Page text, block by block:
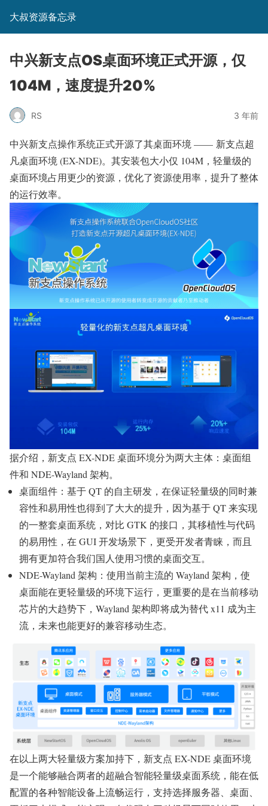
大叔资源备忘录
中兴新支点OS桌面环境正式开源，仅
104M，速度提升20%
RS 3 年前
中兴新支点操作系统正式开源了其桌面环境 —— 新支点超
凡桌面环境 (EX-NDE)。其安装包大小仅 104M，轻量级的
桌面环境占用更少的资源，优化了资源使用率，提升了整体
的运行效率。
据介绍，新支点 EX-NDE 桌面环境分为两大主体：桌面组
件和 NDE-Wayland 架构。
桌面组件：基于 QT 的自主研发，在保证轻量级的同时兼
容性和易用性也得到了大大的提升，因为基于 QT 来实现
的一整套桌面系统，对比 GTK 的接口，其移植性与代码
的易用性，在 GUI 开发场景下，更受开发者青睐，而且
拥有更加符合我们国人使用习惯的桌面交互。
NDE-Wayland 架构：使用当前主流的 Wayland 架构，使
桌面能在更轻量级的环境下运行，更重要的是在当前移动
芯片的大趋势下，Wayland 架构即将成为替代 x11 成为主
流，未来也能更好的兼容移动生态。
在以上两大轻量级方案加持下，新支点 EX-NDE 桌面环境
是一个能够融合两者的超融合智能轻量级桌面系统，能在低
配置的各种智能设备上流畅运行，支持选择服务器、桌面、